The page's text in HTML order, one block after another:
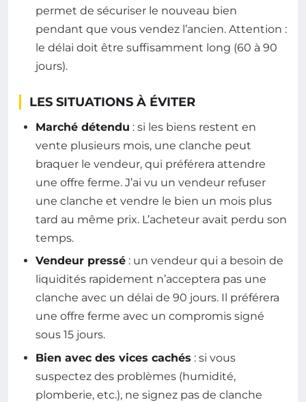
permet de sécuriser le nouveau bien
pendant que vous vendez l’ancien. Attention :
le délai doit être suffisamment long (60 à 90
jours).
LES SITUATIONS À ÉVITER
Marché détendu : si les biens restent en
vente plusieurs mois, une clanche peut
braquer le vendeur, qui préférera attendre
une offre ferme. J’ai vu un vendeur refuser
une clanche et vendre le bien un mois plus
tard au même prix. L’acheteur avait perdu son
temps.
Vendeur pressé : un vendeur qui a besoin de
liquidités rapidement n’acceptera pas une
clanche avec un délai de 90 jours. Il préférera
une offre ferme avec un compromis signé
sous 15 jours.
Bien avec des vices cachés : si vous
suspectez des problèmes (humidité,
plomberie, etc.), ne signez pas de clanche